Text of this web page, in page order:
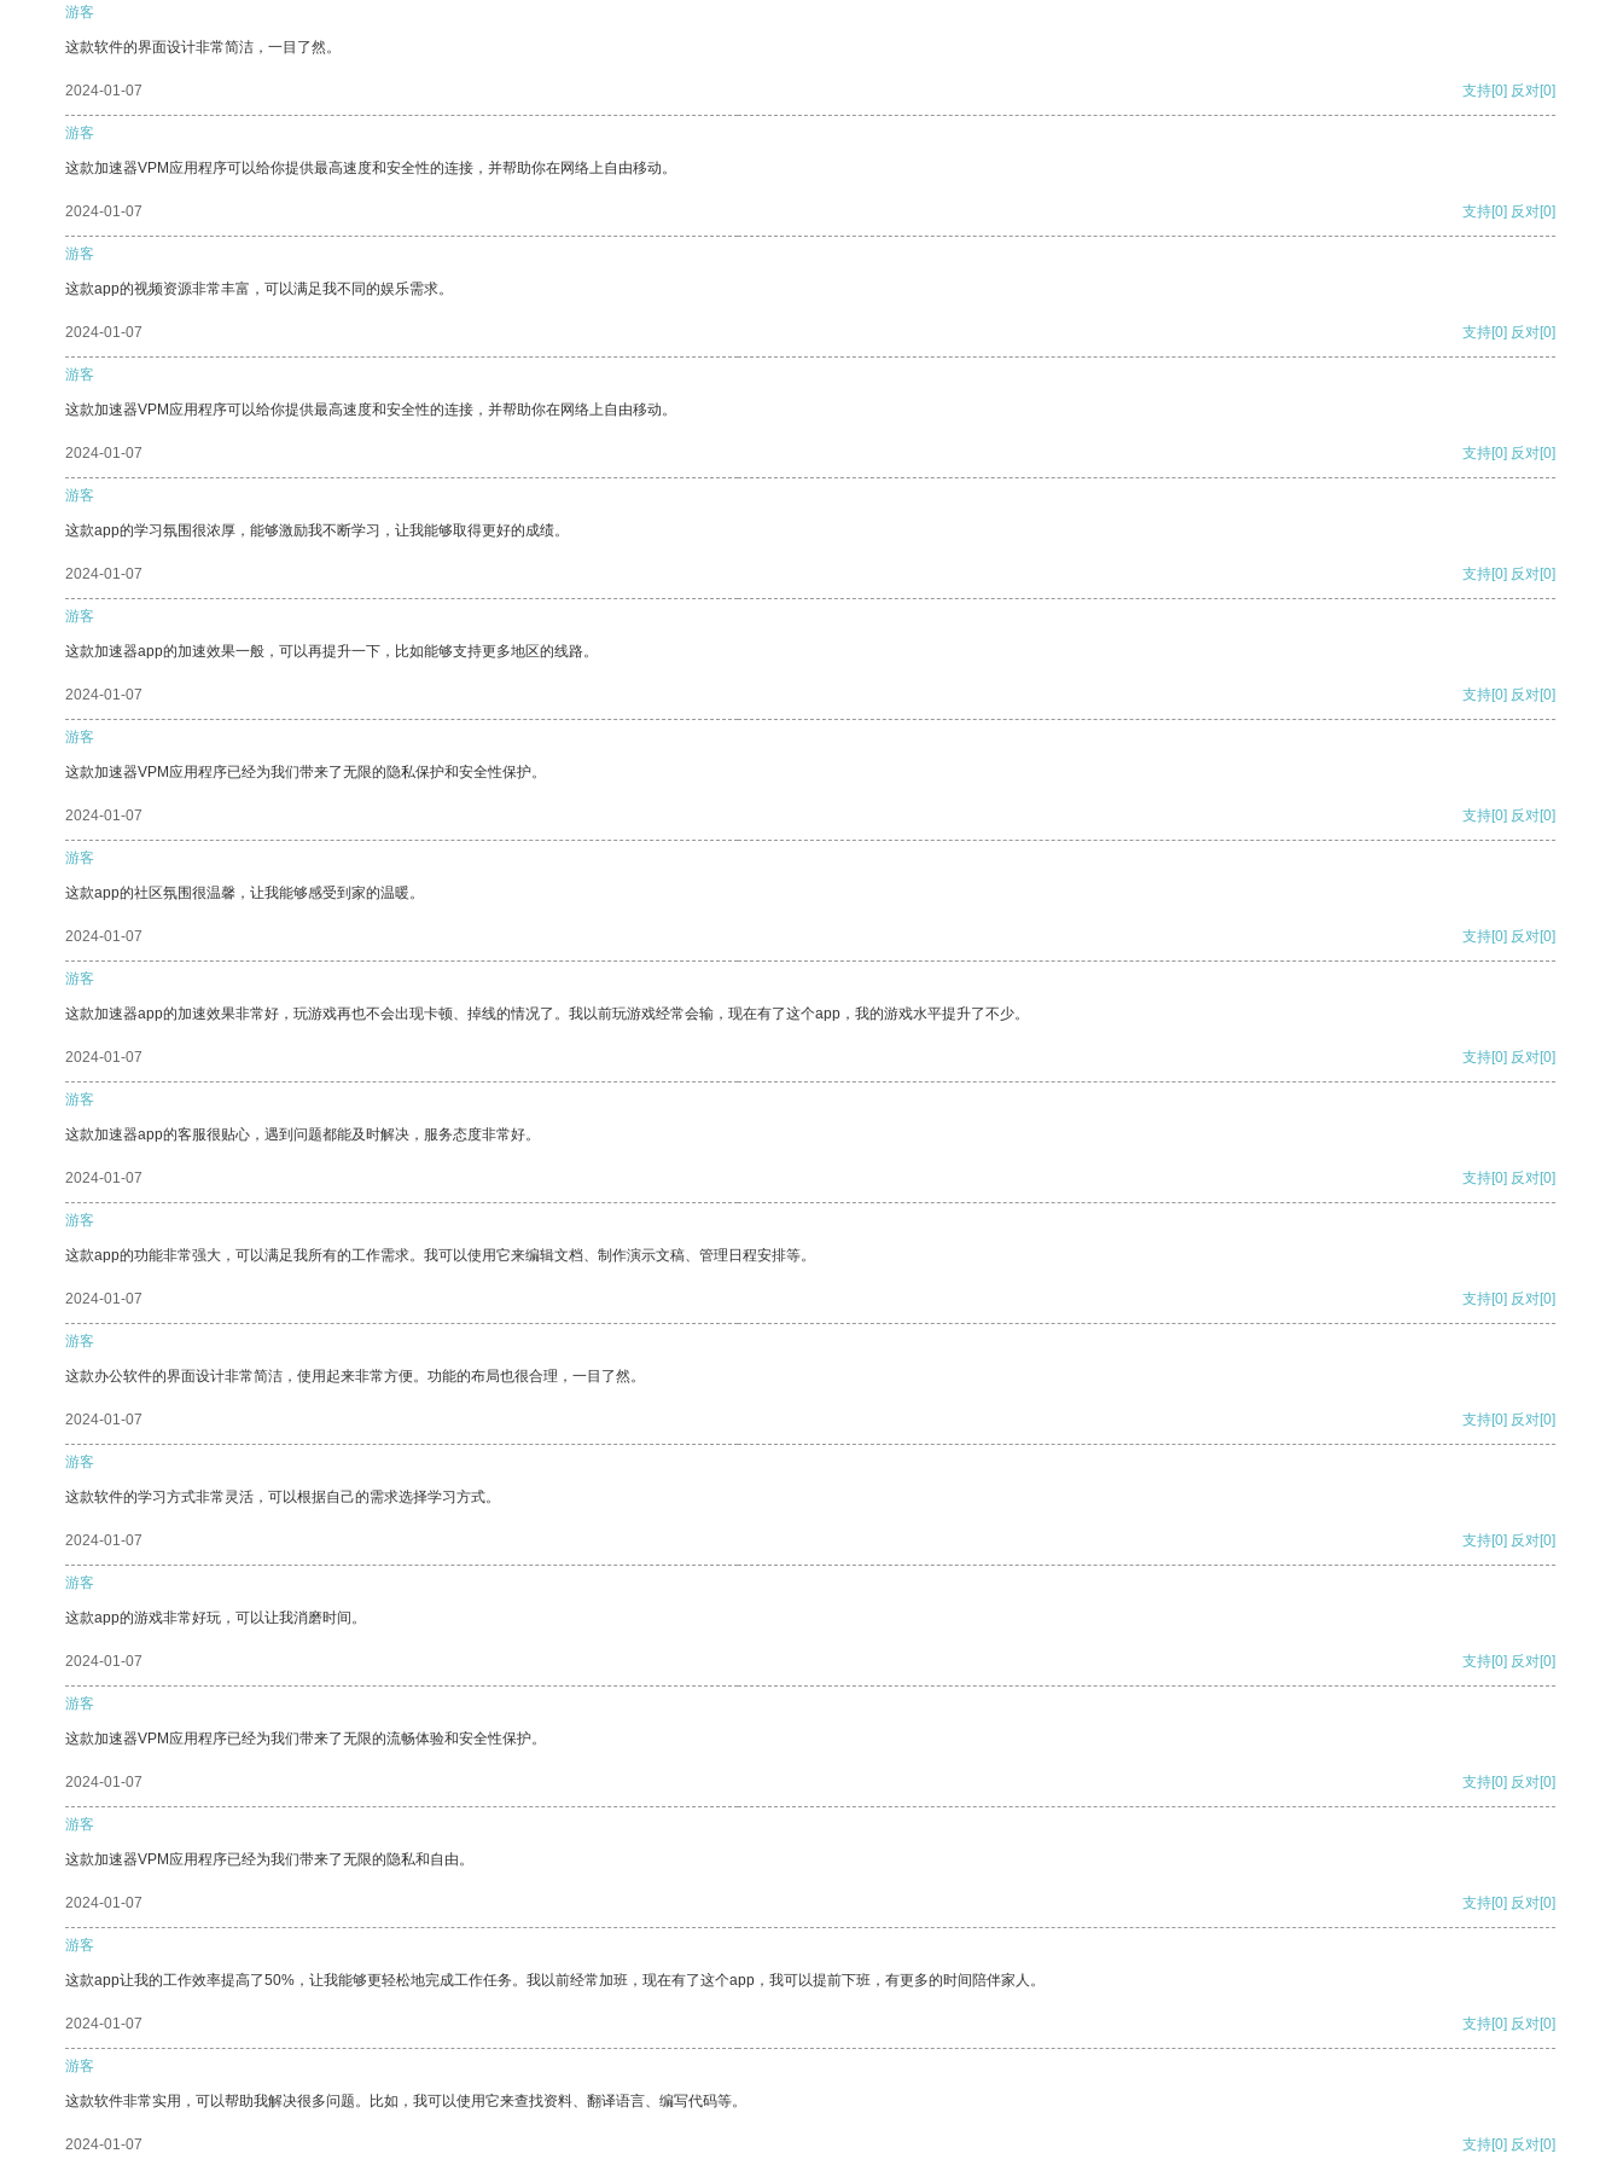
游客
这款软件的界面设计非常简洁，一目了然。
2024-01-07 支持[0] 反对[0]
游客
这款加速器VPM应用程序可以给你提供最高速度和安全性的连接，并帮助你在网络上自由移动。
2024-01-07 支持[0] 反对[0]
游客
这款app的视频资源非常丰富，可以满足我不同的娱乐需求。
2024-01-07 支持[0] 反对[0]
游客
这款加速器VPM应用程序可以给你提供最高速度和安全性的连接，并帮助你在网络上自由移动。
2024-01-07 支持[0] 反对[0]
游客
这款app的学习氛围很浓厚，能够激励我不断学习，让我能够取得更好的成绩。
2024-01-07 支持[0] 反对[0]
游客
这款加速器app的加速效果一般，可以再提升一下，比如能够支持更多地区的线路。
2024-01-07 支持[0] 反对[0]
游客
这款加速器VPM应用程序已经为我们带来了无限的隐私保护和安全性保护。
2024-01-07 支持[0] 反对[0]
游客
这款app的社区氛围很温馨，让我能够感受到家的温暖。
2024-01-07 支持[0] 反对[0]
游客
这款加速器app的加速效果非常好，玩游戏再也不会出现卡顿、掉线的情况了。我以前玩游戏经常会输，现在有了这个app，我的游戏水平提升了不少。
2024-01-07 支持[0] 反对[0]
游客
这款加速器app的客服很贴心，遇到问题都能及时解决，服务态度非常好。
2024-01-07 支持[0] 反对[0]
游客
这款app的功能非常强大，可以满足我所有的工作需求。我可以使用它来编辑文档、制作演示文稿、管理日程安排等。
2024-01-07 支持[0] 反对[0]
游客
这款办公软件的界面设计非常简洁，使用起来非常方便。功能的布局也很合理，一目了然。
2024-01-07 支持[0] 反对[0]
游客
这款软件的学习方式非常灵活，可以根据自己的需求选择学习方式。
2024-01-07 支持[0] 反对[0]
游客
这款app的游戏非常好玩，可以让我消磨时间。
2024-01-07 支持[0] 反对[0]
游客
这款加速器VPM应用程序已经为我们带来了无限的流畅体验和安全性保护。
2024-01-07 支持[0] 反对[0]
游客
这款加速器VPM应用程序已经为我们带来了无限的隐私和自由。
2024-01-07 支持[0] 反对[0]
游客
这款app让我的工作效率提高了50%，让我能够更轻松地完成工作任务。我以前经常加班，现在有了这个app，我可以提前下班，有更多的时间陪伴家人。
2024-01-07 支持[0] 反对[0]
游客
这款软件非常实用，可以帮助我解决很多问题。比如，我可以使用它来查找资料、翻译语言、编写代码等。
2024-01-07 支持[0] 反对[0]